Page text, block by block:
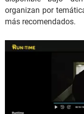
organizan por
más recomendados.